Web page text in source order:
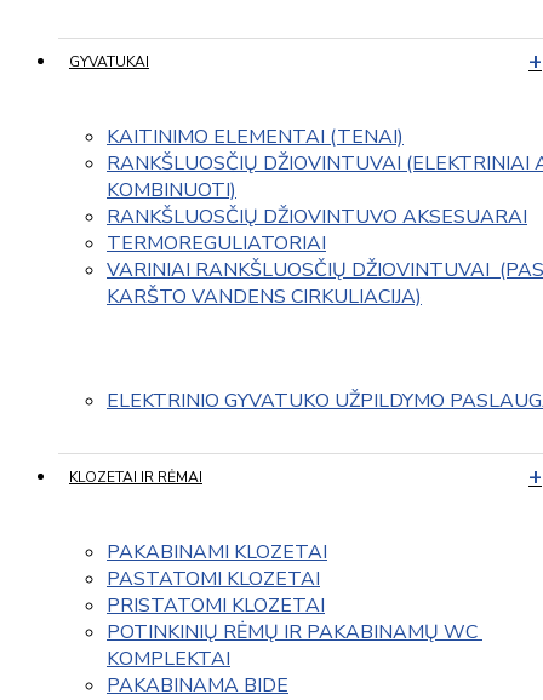
GYVATUKAI
KAITINIMO ELEMENTAI (TENAI)
RANKŠLUOSČIŲ DŽIOVINTUVAI (ELEKTRINIAI
KOMBINUOTI)
RANKŠLUOSČIŲ DŽIOVINTUVO AKSESUARAI
TERMOREGULIATORIAI
VARINIAI RANKŠLUOSČIŲ DŽIOVINTUVAI
KARŠTO VANDENS CIRKULIACIJA)
ELEKTRINIO GYVATUKO UŽPILDYMO
KLOZETAI IR RĖMAI
PAKABINAMI KLOZETAI
PASTATOMI KLOZETAI
PRISTATOMI KLOZETAI
POTINKINIŲ RĖMŲ IR PAKABINAMŲ WC
KOMPLEKTAI
PAKABINAMA BIDE